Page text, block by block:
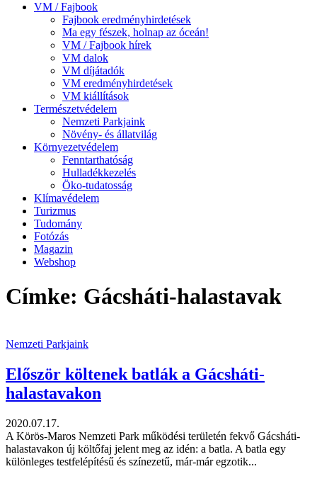
VM / Fajbook
Fajbook eredményhirdetések
Ma egy fészek, holnap az óceán!
VM / Fajbook hírek
VM dalok
VM díjátadók
VM eredményhirdetések
VM kiállítások
Természetvédelem
Nemzeti Parkjaink
Növény- és állatvilág
Környezetvédelem
Fenntarthatóság
Hulladékkezelés
Öko-tudatosság
Klímavédelem
Turizmus
Tudomány
Fotózás
Magazin
Webshop
Címke: Gácsháti-halastavak
Nemzeti Parkjaink
Először költenek batlák a Gácsháti-
halastavakon
2020.07.17.
A Körös-Maros Nemzeti Park működési területén fekvő Gácsháti-
halastavakon új költőfaj jelent meg az idén: a batla. A batla egy
különleges testfelépítésű és színezetű, már-már egzotik...